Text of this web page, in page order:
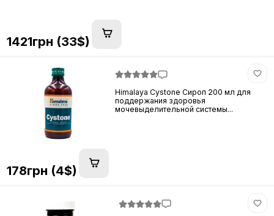
1421грн (33$)
Himalaya Cystone Сироп 200 мл для
поддержания здоровья
мочевыделительной системы...
178грн (4$)